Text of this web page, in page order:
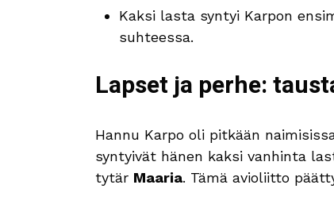
Kaksi lasta syntyi Karpon
suhteessa.
Lapset ja perhe:
Hannu Karpo oli pitkään
syntyivät hänen kaksi vanhinta
tytär Maaria. Tämä avioliitto